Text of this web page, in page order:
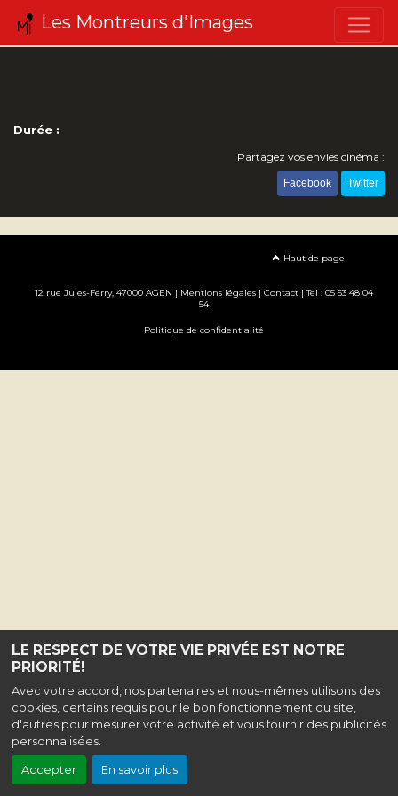
LE RESPECT DE VOTRE VIE PRIVÉE EST NOTRE
PRIORITÉ!
Avec votre accord, nos partenaires et nous-mêmes utilisons des
cookies, certains requis pour le bon fonctionnement du site,
d'autres pour mesurer votre activité et vous fournir des publicités
personnalisées.
Accepter En savoir plus
Les Montreurs d'Images
Durée :
Partagez vos envies cinéma :
Facebook Twitter
Haut de page
12 rue Jules-Ferry, 47000 AGEN | Mentions légales| Contact| Tel : 05 53 48 04
54
Politique de confidentialité